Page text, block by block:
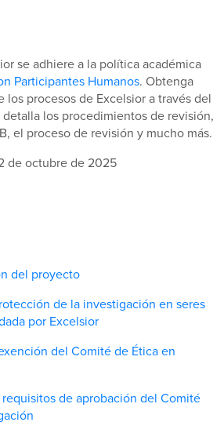
se adhiere a la política académica
Participantes Humanos. Obtenga
los procesos de Excelsior a través del
detalla los procedimientos de revisión,
el proceso de revisión y mucho más.
de octubre de 2025
del proyecto
de la investigación en seres
por Excelsior
del Comité de Ética en
requisitos de aprobación del Comité